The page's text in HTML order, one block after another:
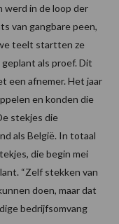
werd in de loop der
van gangbare peen,
teelt startten ze
als proef. Dit
een afnemer. Het jaar
en konden die
stekjes die
als België. In totaal
die begin mei
“Zelf stekken van
doen, maar dat
bedrijfsomvang